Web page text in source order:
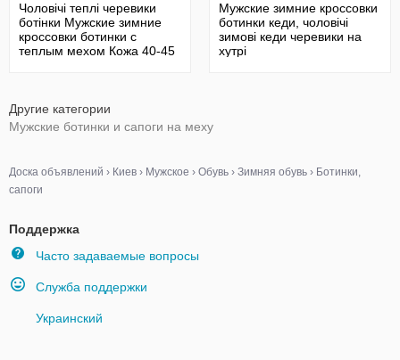
Чоловічі теплі черевики
ботінки Мужские зимние
кроссовки ботинки с
теплым мехом Кожа 40-45
Мужские зимние кроссовки
ботинки кеди, чоловічі
зимові кеди черевики на
хутрі
Другие категории
Мужские ботинки и сапоги на меху
Доска объявлений › Киев › Мужское › Обувь › Зимняя обувь › Ботинки,
сапоги
Поддержка
Часто задаваемые вопросы
Служба поддержки
Украинский